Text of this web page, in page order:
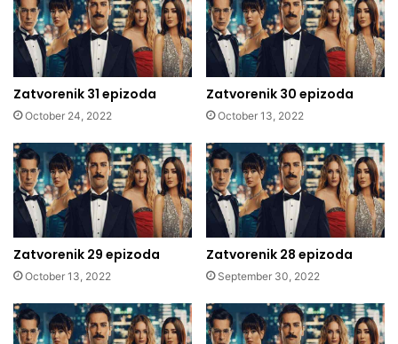
Zatvorenik 31 epizoda
October 24, 2022
Zatvorenik 30 epizoda
October 13, 2022
Zatvorenik 29 epizoda
October 13, 2022
Zatvorenik 28 epizoda
September 30, 2022